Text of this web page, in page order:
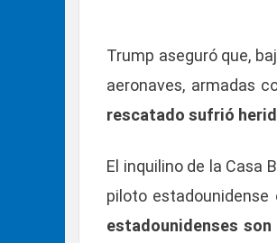
Trump aseguró que,
aeronaves, armadas
rescatado sufrió
El inquilino de la Casa
piloto estadounidense
estadounidenses